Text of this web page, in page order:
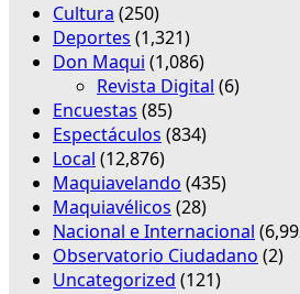
Cultura (250)
Deportes (1,321)
Don Maqui (1,086)
Revista Digital (6)
Encuestas (85)
Espectáculos (834)
Local (12,876)
Maquiavelando (435)
Maquiavélicos (28)
Nacional e Internacional
Observatorio Ciudadano (2)
Uncategorized (121)